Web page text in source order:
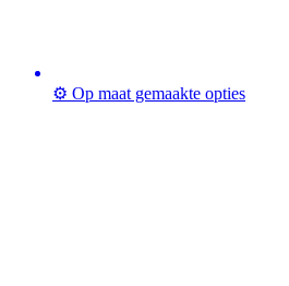
⚙️ Op maat gemaakte opties